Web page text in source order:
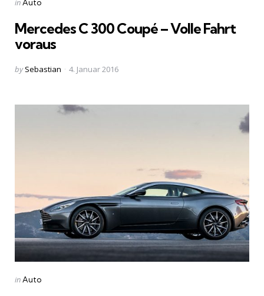
inAuto
Mercedes C 300 Coupé – Volle Fahrt
voraus
Posted
by Sebastian 4. Januar 2016
Categories
Posted
inAuto